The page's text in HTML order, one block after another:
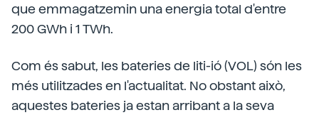
que emmagatzemin una energia total d'entre
200 GWh i 1 TWh.
Com és sabut, les bateries de liti-ió (VOL) són les
més utilitzades en l'actualitat. No obstant això,
aquestes bateries ja estan arribant a la seva